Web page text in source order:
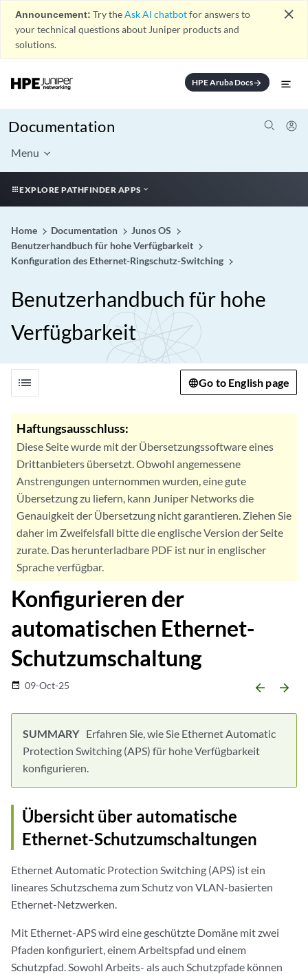
Announcement: Try theAsk AI chatbotfor answers to
your technical questions about Juniper products and
solutions.
close
HPE Aruba Docsarrow_forward
Documentation
Menu
EXPLORE PATHFINDER APPS
Home Documentation
Junos OS
Benutzerhandbuch für hohe Verfügbarkeit
Konfiguration des Ethernet-Ringschutz-Switching
Benutzerhandbuch für hohe
Verfügbarkeit
list Go to English page
Haftungsausschluss:
Diese Seite wurde mit der Übersetzungssoftware eines
Drittanbieters übersetzt. Obwohl angemessene
Anstrengungen unternommen wurden, eine gute
Übersetzung zu liefern, kann Juniper Networks die
Genauigkeit der Übersetzung nicht garantieren. Ziehen Sie
daher im Zweifelsfall bitte die englische Version der Seite
zurate. Das herunterladbare PDF ist nur in englischer
Sprache verfügbar.
Konfigurieren der
automatischen Ethernet-
Schutzumschaltung
date_range 09-Oct-25 arrow_backward arrow_forward
Erfahren Sie, wie Sie Ethernet Automatic
Protection Switching (APS) für hohe Verfügbarkeit
konfigurieren.
Übersicht über automatische
Ethernet-Schutzumschaltungen
Ethernet Automatic Protection Switching (APS) ist ein
lineares Schutzschema zum Schutz von VLAN-basierten
Ethernet-Netzwerken.
Mit Ethernet-APS wird eine geschützte Domäne mit zwei
Pfaden konfiguriert, einem Arbeitspfad und einem
Schutzpfad. Sowohl Arbeits- als auch Schutzpfade können